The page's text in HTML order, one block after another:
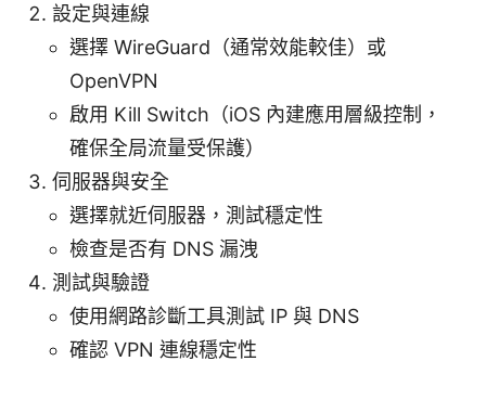
設定與連線
選擇 WireGuard（通常效能較佳）或
OpenVPN
啟用 Kill Switch（iOS 內建應用層級控制，
確保全局流量受保護）
伺服器與安全
選擇就近伺服器，測試穩定性
檢查是否有 DNS 漏洩
測試與驗證
使用網路診斷工具測試 IP 與 DNS
確認 VPN 連線穩定性